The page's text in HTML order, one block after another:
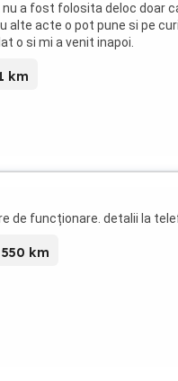
a fost folosita deloc doar
alte acte o pot pune si pe
o si mi a venit inapoi.
km
de funcționare. detalii la
550 km